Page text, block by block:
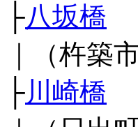
├八坂橋
｜（杵築
├川崎橋